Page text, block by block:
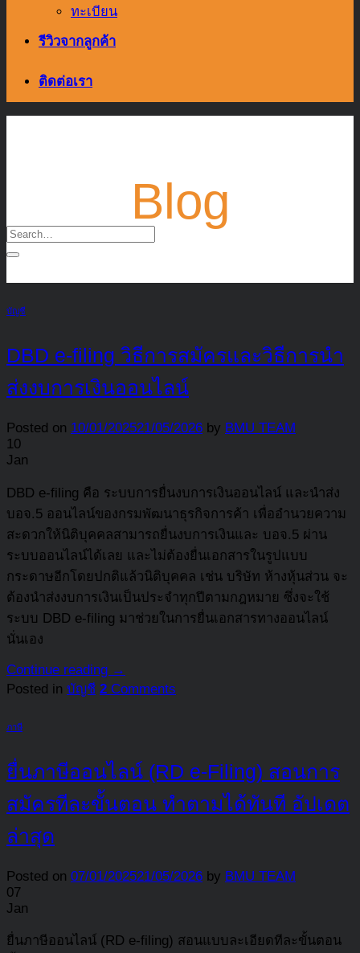
ทะเบียน
รีวิวจากลูกค้า
ติดต่อเรา
Blog
บัญชี
DBD e-filing วิธีการสมัครและวิธีการนำ
ส่งงบการเงินออนไลน์
Posted on 10/01/202521/05/2026 by BMU TEAM
10
Jan
DBD e-filing คือ ระบบการยื่นงบการเงินออนไลน์ และนำส่ง
บอจ.5 ออนไลน์ของกรมพัฒนาธุรกิจการค้า เพื่ออำนวยความ
สะดวกให้นิติบุคคลสามารถยื่นงบการเงินและ บอจ.5 ผ่าน
ระบบออนไลน์ได้เลย และไม่ต้องยื่นเอกสารในรูปแบบ
กระดาษอีกโดยปกติแล้วนิติบุคคล เช่น บริษัท ห้างหุ้นส่วน จะ
ต้องนำส่งงบการเงินเป็นประจำทุกปีตามกฎหมาย ซึ่งจะใช้
ระบบ DBD e-filing มาช่วยในการยื่นเอกสารทางออนไลน์
นั่นเอง
Continue reading →
Posted in บัญชี 2 Comments
ภาษี
ยื่นภาษีออนไลน์ (RD e-Filing) สอนการ
สมัครทีละขั้นตอน ทำตามได้ทันที อัปเดต
ล่าสุด
Posted on 07/01/202521/05/2026 by BMU TEAM
07
Jan
ยื่นภาษีออนไลน์ (RD e-filing) สอนแบบละเอียดทีละขั้นตอน